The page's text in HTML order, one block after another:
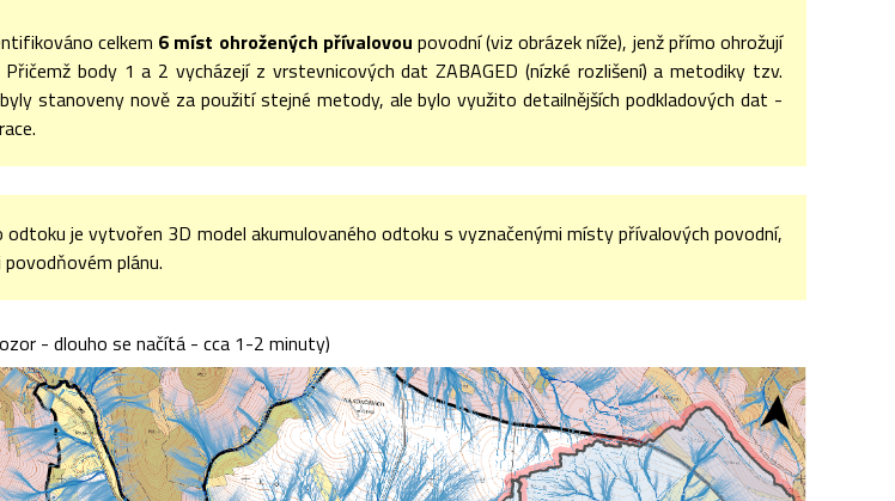
celkem 6 míst ohrožených přívalovou povodní (viz obrázek níže), jenž přímo ohrožují
body 1 a 2 vycházejí z vrstevnicových dat ZABAGED (nízké rozlišení) a metodiky tzv.
stanoveny nově za použití stejné metody, ale bylo využito detailnějších podkladových dat -
odtoku je vytvořen 3D model akumulovaného odtoku s vyznačenými místy přívalových povodní,
plánu.
- dlouho se načítá - cca 1-2 minuty)